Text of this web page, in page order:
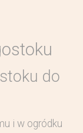
do
i w ogródku